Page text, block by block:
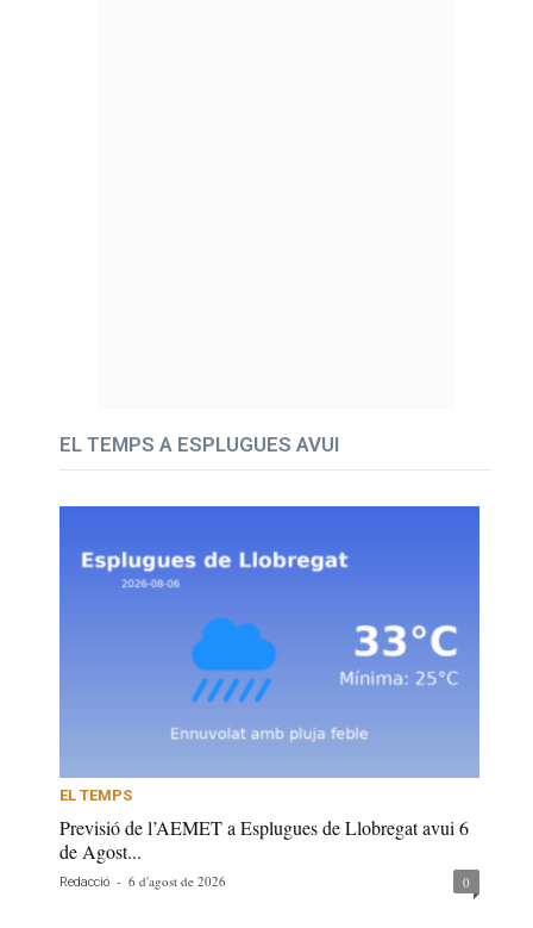
EL TEMPS A ESPLUGUES AVUI
EL TEMPS
Previsió de l’AEMET a Esplugues de Llobregat avui 6
de Agost...
Redacció - 6 d'agost de 2026 0